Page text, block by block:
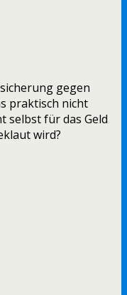
gegen
praktisch nicht
selbst für das Geld
wird?